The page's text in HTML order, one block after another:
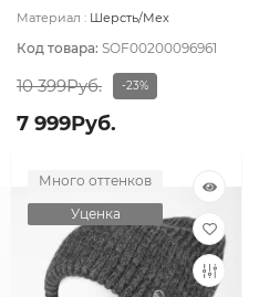
Материал : Шерсть/Мех
Код товара: SOF00200096961
10 399Руб. -23%
7 999Руб.
Много оттенков
Уценка